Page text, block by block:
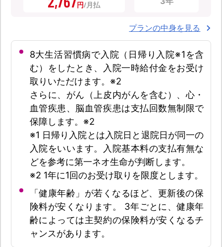
円
プランの中身を見る
8大生活習慣病で入院（日帰り入院※1を含
む）をしたとき、入院一時給付金をお受け
取りいただけます。※2
さらに、がん（上皮内がんを含む）、心・
血管疾患、脳血管疾患は支払回数無制限で
保障します。※2
※1 日帰り入院とは入院日と退院日が同一の
入院をいいます。入院基本料の支払有無な
どを参考に第一ネオ生命が判断します。
※2 1年に1回のお受け取りを限度とします。
「健康年齢」が若くなるほど、更新後の保
険料が安くなります。 3年ごとに、健康年
齢によっては主契約の保険料が安くなるチ
ャンスがあります。